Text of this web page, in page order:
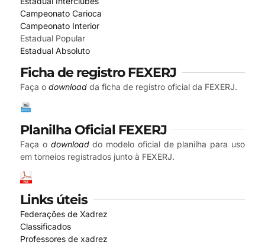
Campeonato Carioca
Campeonato Interior
Estadual Popular
Estadual Absoluto
Ficha de registro FEXERJ
Faça o download da ficha de registro oficial da FEXERJ.
Planilha Oficial FEXERJ
Faça o downloaddo modelo oficial de planilha para uso
em torneios registrados junto à FEXERJ.
Links úteis
Federações de Xadrez
Classificados
Professores de xadrez